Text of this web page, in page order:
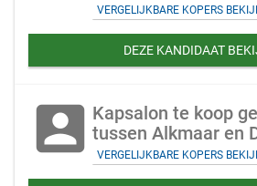
VERGELIJKBARE KOPERS
DEZE KANDIDAAT
account_box Kapsalon te koop
tussen Alkmaar en
VERGELIJKBARE KOPERS